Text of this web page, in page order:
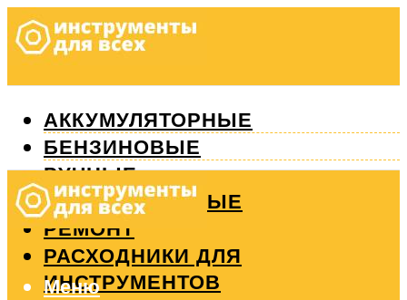
АККУМУЛЯТОРНЫЕ
БЕНЗИНОВЫЕ
РУЧНЫЕ
ИЗМЕРИТЕЛЬНЫЕ
РЕМОНТ
РАСХОДНИКИ ДЛЯ
ИНСТРУМЕНТОВ
Меню